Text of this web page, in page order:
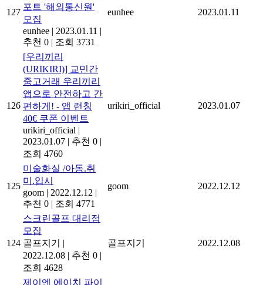
127
포트 '해외통신원'
모집
eunhee | 2023.01.11 |
추천 0 | 조회 3731
eunhee 2023.01.11
126
[우리끼리
(URIKIRI)] 교민간
중고거래 우리끼리
앱으로 안전하고 간
편하게! - 앱 런칭
40€ 쿠폰 이벤트
urikiri_official |
2023.01.07 | 추천 0 |
조회 4760
urikiri_official 2023.01.07
125
미술화실 /아동.취
미.입시
goom | 2022.12.12 |
추천 0 | 조회 4771
goom 2022.12.12
124
스크린골프 대리점
모집
골프지기
|
2022.12.08 | 추천 0 |
조회 4628
골프지기 2022.12.08
제이엔 에이치 파이